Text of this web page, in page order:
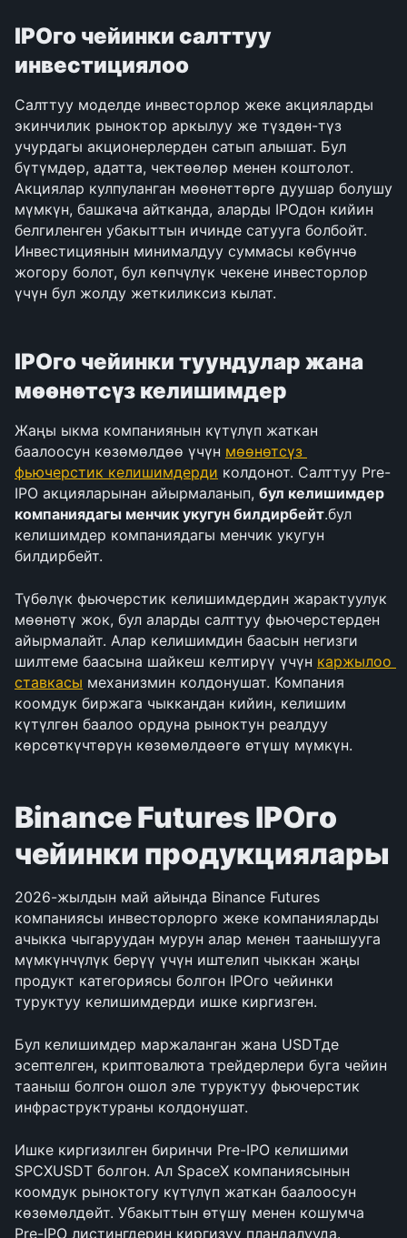
IPOго чейинки салттуу
инвестициялоо
Салттуу моделде инвесторлор жеке акцияларды
экинчилик рыноктор аркылуу же түздөн-түз
учурдагы акционерлерден сатып алышат. Бул
бүтүмдөр, адатта, чектөөлөр менен коштолот.
Акциялар кулпуланган мөөнөттөргө дуушар болушу
мүмкүн, башкача айтканда, аларды IPOдон кийин
белгиленген убакыттын ичинде сатууга болбойт.
Инвестициянын минималдуу суммасы көбүнчө
жогору болот, бул көпчүлүк чекене инвесторлор
үчүн бул жолду жеткиликсиз кылат.
IPOго чейинки туундулар жана
мөөнөтсүз келишимдер
Жаңы ыкма компаниянын күтүлүп жаткан
баалоосун көзөмөлдөө үчүн мөөнөтсүз
фьючерстик келишимдерди колдонот. Салттуу Pre-
IPO акцияларынан айырмаланып, бул келишимдер
компаниядагы менчик укугун билдирбейт.бул
келишимдер компаниядагы менчик укугун
билдирбейт.
Түбөлүк фьючерстик келишимдердин жарактуулук
мөөнөтү жок, бул аларды салттуу фьючерстерден
айырмалайт. Алар келишимдин баасын негизги
шилтеме баасына шайкеш келтирүү үчүн каржылоо
ставкасы механизмин колдонушат. Компания
коомдук биржага чыккандан кийин, келишим
күтүлгөн баалоо ордуна рыноктун реалдуу
көрсөткүчтөрүн көзөмөлдөөгө өтүшү мүмкүн.
Binance Futures IPOго
чейинки продукциялары
2026-жылдын май айында Binance Futures
компаниясы инвесторлорго жеке компанияларды
ачыкка чыгаруудан мурун алар менен таанышууга
мүмкүнчүлүк берүү үчүн иштелип чыккан жаңы
продукт категориясы болгон IPOго чейинки
туруктуу келишимдерди ишке киргизген.
Бул келишимдер маржаланган жана USDTде
эсептелген, криптовалюта трейдерлери буга чейин
тааныш болгон ошол эле туруктуу фьючерстик
инфраструктураны колдонушат.
Ишке киргизилген биринчи Pre-IPO келишими
SPCXUSDT болгон. Ал SpaceX компаниясынын
коомдук рыноктогу күтүлүп жаткан баалоосун
көзөмөлдөйт. Убакыттын өтүшү менен кошумча
Pre-IPO листингдерин киргизүү пландалууда.